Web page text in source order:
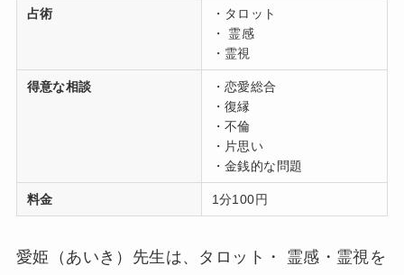
占術
・タロット
・ 霊感
・霊視
得意な相談
・恋愛総合
・復縁
・不倫
・片思い
・金銭的な問題
料金 1分100円
愛姫（あいき）先生は、タロット・ 霊感・霊視を